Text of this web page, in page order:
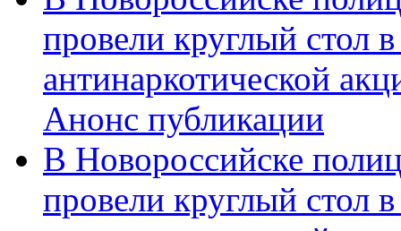
провели круглый стол
антинаркотической
Анонс публикации
В Новороссийске
провели круглый стол